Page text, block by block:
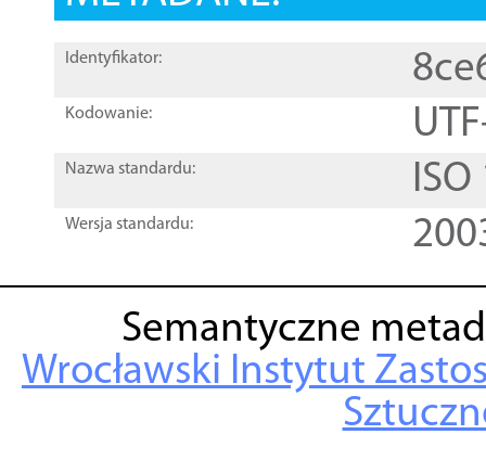
Identyfikator:
Kodowanie:
Nazwa standardu:
Wersja standardu:
Semantyczne
Wrocławski Instytut